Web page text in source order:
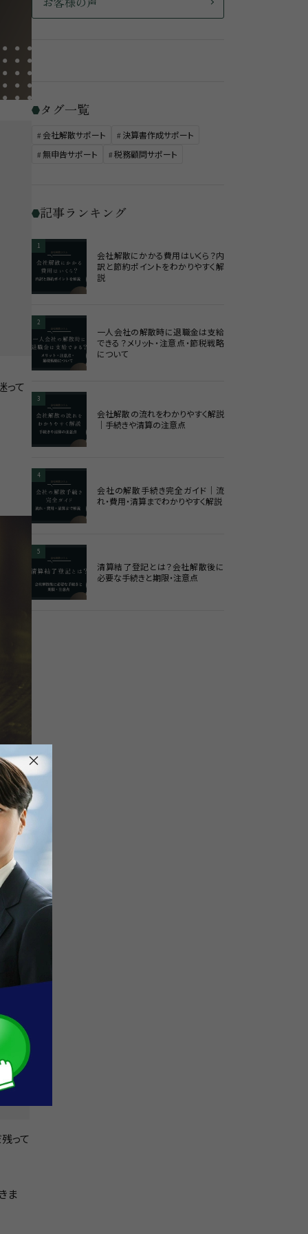
って
難
ま
結
って
ま
タグ一覧
会社解散サポート
決算書作成サポート
無申告サポート
税務顧問サポート
記事ランキング
1
会社解散にかかる費用はいくら？内
訳と節約ポイントをわかりやすく解
説
2
一人会社の解散時に退職金は支給
できる？メリット・注意点・節税戦略
について
3
会社解散の流れをわかりやすく解説
｜手続きや清算の注意点
4
会社の解散手続き完全ガイド｜流
れ・費用・清算までわかりやすく解説
5
清算結了登記とは？会社解散後に
必要な手続きと期限・注意点
×